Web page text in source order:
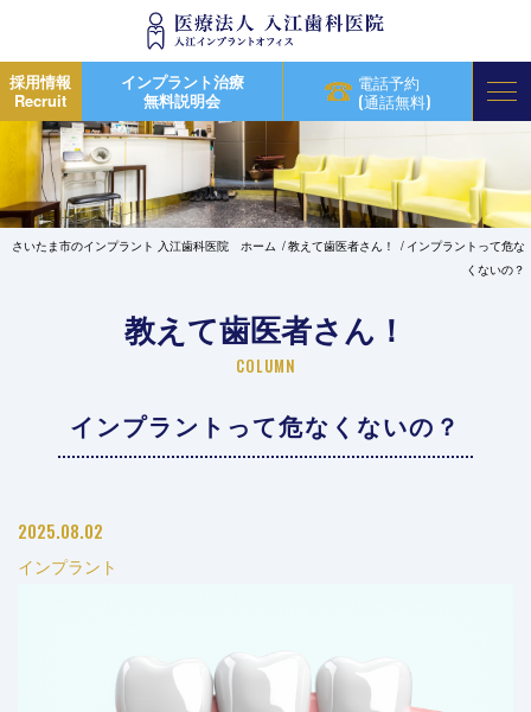
採用情報
Recruit
インプラント治療
無料説明会
電話予約
(通話無料)
さいたま市のインプラント 入江歯科医院 ホーム 教えて歯医者さん！
インプラントって危な
くないの？
教えて歯医者さん！
COLUMN
インプラントって危なくないの？
2025.08.02
インプラント